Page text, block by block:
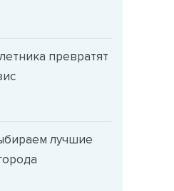
превратят
лучшие